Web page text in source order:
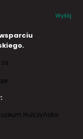
Wyślij